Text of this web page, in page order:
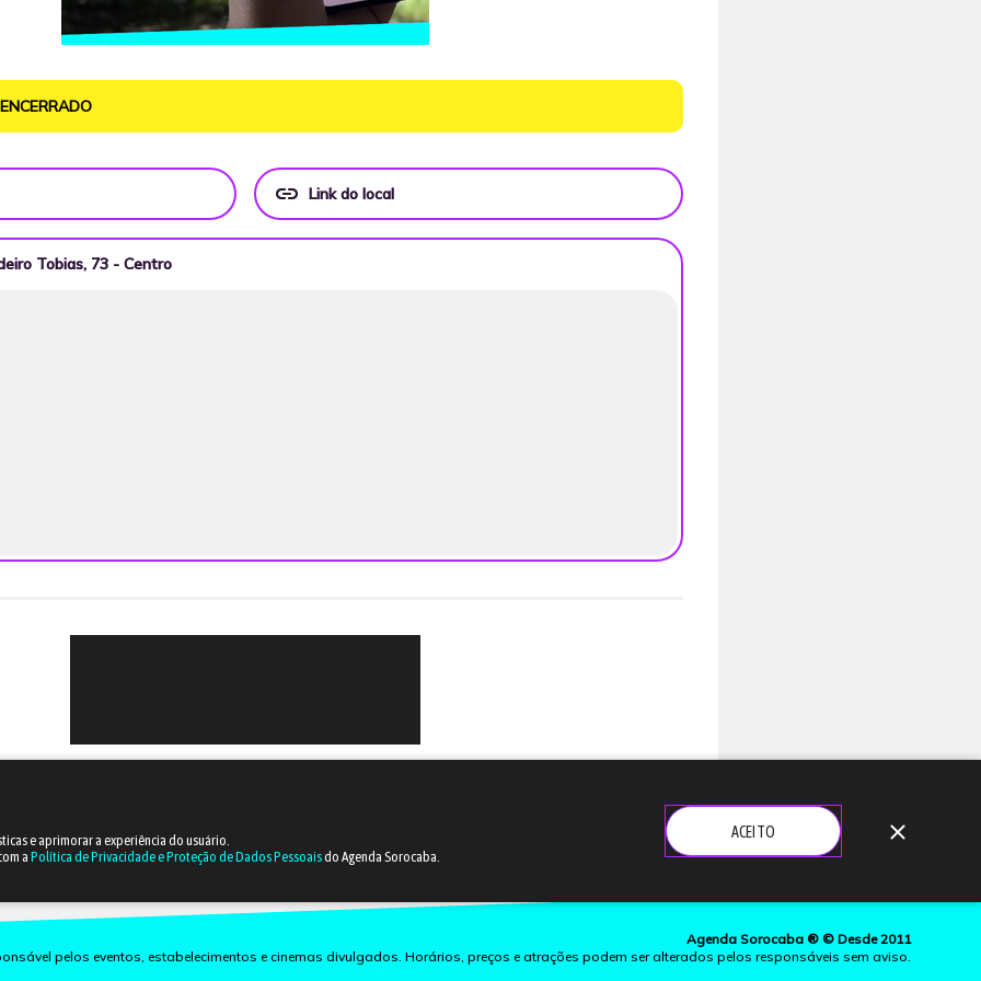
link Link do local
Tobias, 73 - Centro
Agenda Sorocaba ® © Desde 2011
pelos eventos, estabelecimentos e cinemas divulgados. Horários, preços e atrações podem ser alterados pelos responsáveis sem aviso.
e aprimorar a experiência do usuário.
a Política de Privacidade e Proteção de Dados Pessoaisdo Agenda Sorocaba.
ACEITO close